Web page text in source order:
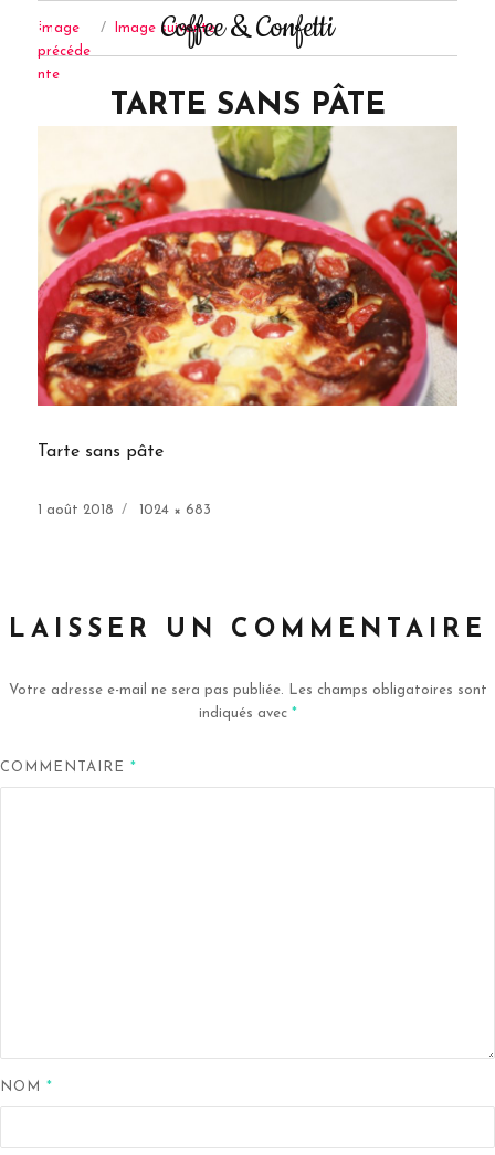
Coffee & Confetti
Image
précéde
nte
Image suivante
TARTE SANS PÂTE
Tarte sans pâte
Publié
1 août 2018
Taille
1024 × 683
LAISSER UN COMMENTAIRE
Votre adresse e-mail ne sera pas publiée.
Les champs obligatoires sont
indiqués avec *
COMMENTAIRE *
NOM *